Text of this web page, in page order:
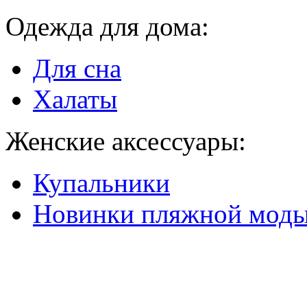
Одежда для дома:
Для сна
Халаты
Женские аксессуары:
Купальники
Новинки пляжной